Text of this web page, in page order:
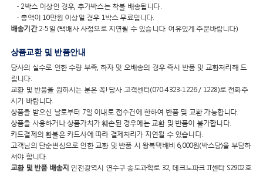
- 2박스 이상인 경우, 추가박스는 착불 배송됩니다.
- 총액이 10만원 이상일 경우 1박스 무료입니다.
배송기간2-5일 (택배사 사정으로 지연될 수 있습니다. 여유있게 주문바랍니다)
상품교환 및 반품안내
당사의 실수로 인한 수량 부족, 하자 및 오배송의 경우 즉시 반품 및 교환처리해 드
립니다.
교환 및 반품을 원하시는 분은 꼭! 당사 고객센터(070-4323-1226 / 1228)로 전화주
시기 바랍니다.
상품을 받으신 날로부터 7일 이내로 접수건에 한하여 반품 및 교환 가능합니다.
상품을 사용하거나 상품가치가 훼손된 경우에는 교환 및 반품이 불가합니다.
카드결제의 환불은 카드사에 따라 결제처리가 지연될 수 있습니다.
고객님의 단순변심으로 인한 교환 및 반품 시 왕복택배비 6,000원(박스당)을 부담하
셔야 합니다.
교환 및 반품 배송지 인천광역시 연수구 송도과학로 32, 테크노파크 IT센타 S2902호